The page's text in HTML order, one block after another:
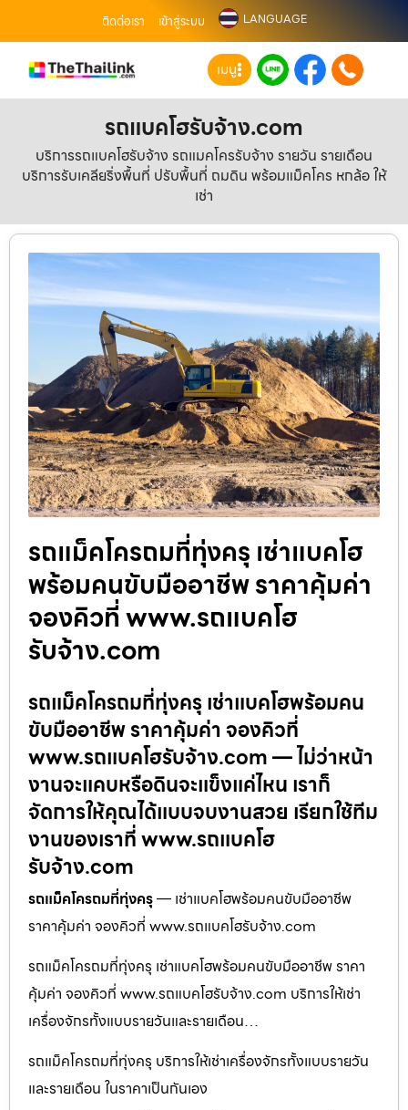
ติดต่อเรา เข้าสู่ระบบ LANGUAGE
เมนู
รถแบคโฮรับจ้าง.com
บริการรถแบคโฮรับจ้าง รถแมคโครรับจ้าง รายวัน รายเดือน
บริการรับเคลียริ่งพื้นที่ ปรับพื้นที่ ถมดิน พร้อมแม็คโคร หกล้อ ให้
เช่า
รถแม็คโครถมที่ทุ่งครุ เช่าแบคโฮ
พร้อมคนขับมืออาชีพ ราคาคุ้มค่า
จองคิวที่ www.รถแบคโฮ
รับจ้าง.com
รถแม็คโครถมที่ทุ่งครุ เช่าแบคโฮพร้อมคน
ขับมืออาชีพ ราคาคุ้มค่า จองคิวที่
www.รถแบคโฮรับจ้าง.com — ไม่ว่าหน้า
งานจะแคบหรือดินจะแข็งแค่ไหน เราก็
จัดการให้คุณได้แบบจบงานสวย เรียกใช้ทีม
งานของเราที่ www.รถแบคโฮ
รับจ้าง.com
รถแม็คโครถมที่ทุ่งครุ— เช่าแบคโฮพร้อมคนขับมืออาชีพ
ราคาคุ้มค่า จองคิวที่ www.รถแบคโฮรับจ้าง.com
รถแม็คโครถมที่ทุ่งครุ เช่าแบคโฮพร้อมคนขับมืออาชีพ ราคา
คุ้มค่า จองคิวที่ www.รถแบคโฮรับจ้าง.com บริการให้เช่า
เครื่องจักรทั้งแบบรายวันและรายเดือน…
รถแม็คโครถมที่ทุ่งครุ บริการให้เช่าเครื่องจักรทั้งแบบรายวัน
และรายเดือน ในราคาเป็นกันเอง